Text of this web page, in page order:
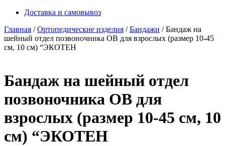
Доставка и самовывоз
Главная /Ортопедические изделия /Бандажи / Бандаж на
шейный отдел позвоночника ОВ для взрослых (размер 10-45
см, 10 см) “ЭКОТЕН
Бандаж на шейный отдел
позвоночника ОВ для
взрослых (размер 10-45 см, 10
см) “ЭКОТЕН